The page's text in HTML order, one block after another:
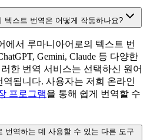
텍스트 번역은 어떻게 작동하나요?
에서 루마니아어로의 텍스트 번
Gemini, Claude 등 다양한
한 번역 서비스는 선택하신 원어
됩니다. 사용자는 저희 온라인
프로그램을 통해 쉽게 번역할 수
번역하는 데 사용할 수 있는 다른 도구